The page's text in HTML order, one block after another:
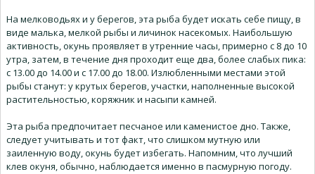
На мелководьях и у берегов, эта рыба будет искать себе пищу, в
виде малька, мелкой рыбы и личинок насекомых. Наибольшую
активность, окунь проявляет в утренние часы, примерно с 8 до 10
утра, затем, в течение дня проходит еще два, более слабых пика:
с 13.00 до 14.00 и с 17.00 до 18.00. Излюбленными местами этой
рыбы станут: у крутых берегов, участки, наполненные высокой
растительностью, коряжник и насыпи камней.
Эта рыба предпочитает песчаное или каменистое дно. Также,
следует учитывать и тот факт, что слишком мутную или
заиленную воду, окунь будет избегать. Напомним, что лучший
клев окуня, обычно, наблюдается именно в пасмурную погоду.